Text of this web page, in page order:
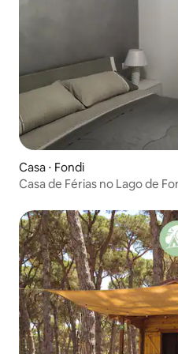
Casa ⋅ Fondi
Casa de Férias no Lago de